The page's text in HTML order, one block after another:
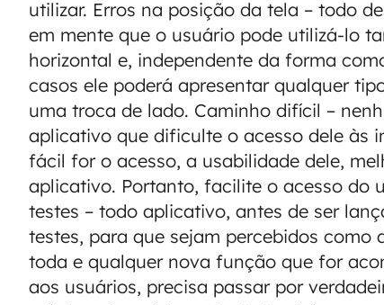
utilizar. Erros na posição da tela – todo
em mente que o usuário pode utilizá-lo
horizontal e, independente da forma
casos ele poderá apresentar qualquer
uma troca de lado. Caminho difícil –
aplicativo que dificulte o acesso dele às
fácil for o acesso, a usabilidade dele,
aplicativo. Portanto, facilite o acesso do
testes – todo aplicativo, antes de ser
testes, para que sejam percebidos como
toda e qualquer nova função que for
aos usuários, precisa passar por